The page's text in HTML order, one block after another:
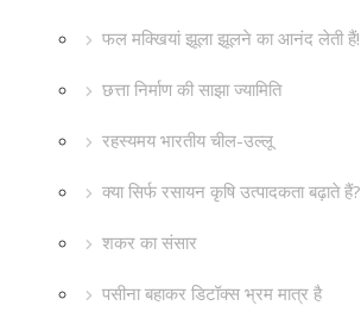
फल मक्खियां झूला झूलने का आनंद लेती हैं!
छत्ता निर्माण की साझा ज्यामिति
रहस्यमय भारतीय चील-उल्लू
क्या सिर्फ रसायन कृषि उत्पादकता बढ़ाते हैं?
शकर का संसार
पसीना बहाकर डिटॉक्स भ्रम मात्र है